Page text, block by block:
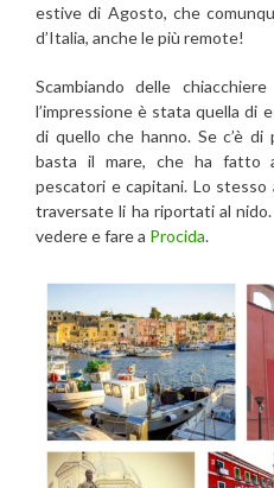
estive di Agosto, che
d’Italia, anche le più remote!
Scambiando delle
l’impressione è stata quella di
di quello che hanno. Se c’è
basta il mare, che ha fatto
pescatori e capitani. Lo stesso
traversate li ha riportati al nido.
vedere e fare a Procida.